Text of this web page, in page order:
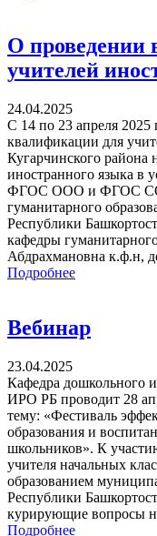
О проведении
учителей
24.04.2025
С 14 по 23 апреля
квалификации для
Кугарчинского
иностранного языка в
ФГОС ООО и ФГОС
гуманитарного
Республики
кафедры
Абдрахмановна к.ф.н,
Подробнее
Вебинар
23.04.2025
Кафедра дошкольного
ИРО РБ проводит 28
тему: «Фестиваль
образования и
школьников». К
учителя начальных
образованием
Республики
курирующие вопросы
Подробнее